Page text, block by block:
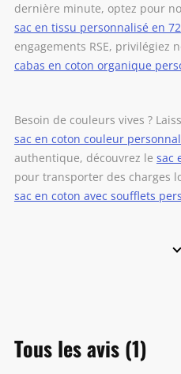
dernière minute, optez pour
sac en tissu personnalisé en
engagements RSE, privilégiez
cabas en coton organique
Besoin de couleurs vives ?
sac en coton couleur
authentique, découvrez le sac
pour transporter des charges
sac en coton avec soufflets
Tous les avis(1)